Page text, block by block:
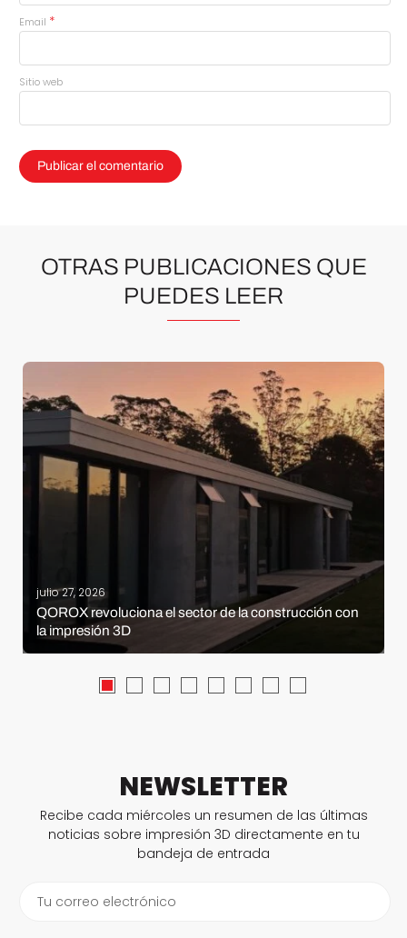
Email *
Sitio web
OTRAS PUBLICACIONES QUE
PUEDES LEER
julio 27, 2026
QOROX revoluciona el sector de la construcción con
la impresión 3D
NEWSLETTER
Recibe cada miércoles un resumen de las últimas
noticias sobre impresión 3D directamente en tu
bandeja de entrada
Tu correo electrónico